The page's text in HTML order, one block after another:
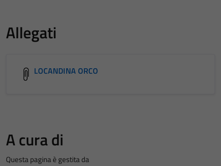
Allegati
LOCANDINA ORCO
A cura di
Questa pagina è gestita da